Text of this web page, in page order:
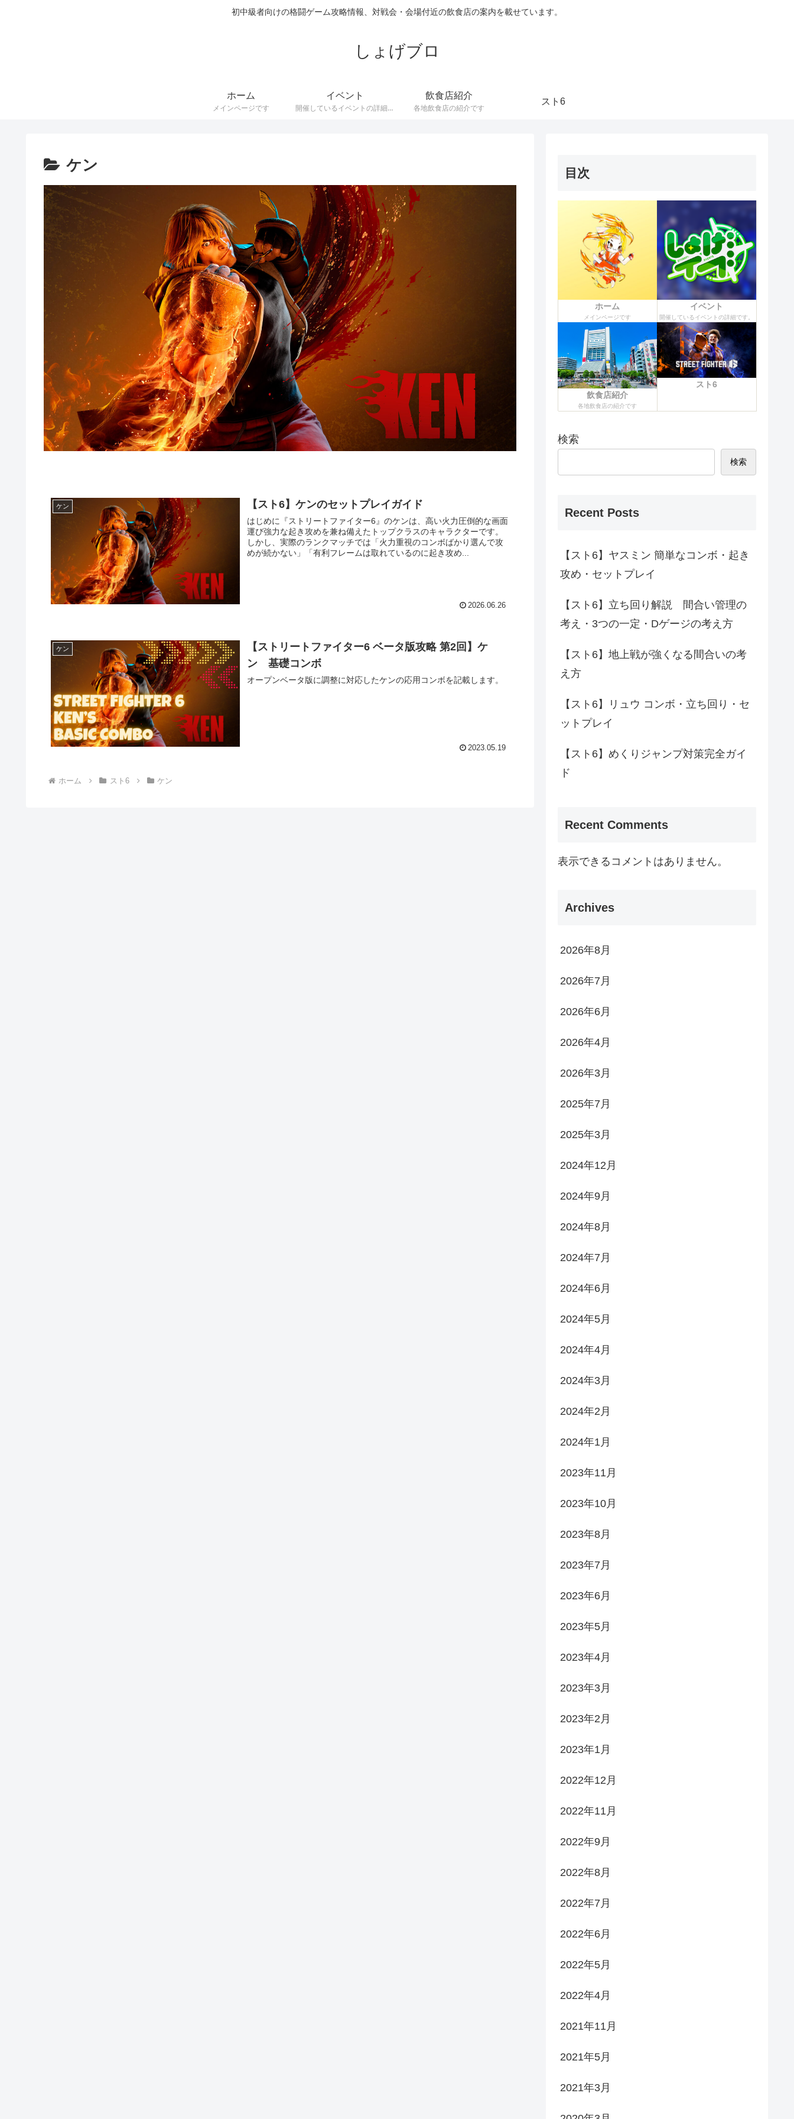
初中級者向けの格闘ゲーム攻略情報、対戦会・会場付近の飲食店の案内を載せています。
しょげブロ
ホーム
メインページです
イベント
開催しているイベントの詳細で
飲食店紹介
各地飲食店の紹介です
スト6
ケン
ケン 【スト6】ケンのセットプレイガイド
はじめに『ストリートファイター6』のケンは、高い火力圧倒的な画面
運び強力な起き攻めを兼ね備えたトップクラスのキャラクターです。
しかし、実際のランクマッチでは「火力重視のコンボばかり選んで攻
めが続かない」「有利フレームは取れているのに起き攻め...
2026.06.26
ケン
【ストリートファイター6 ベータ版攻略 第2回】ケ
ン 基礎コンボ
オープンベータ版に調整に対応したケンの応用コンボを記載します。
2023.05.19
ホーム スト6 ケン
目次
ホーム
メインページです
イベント
開催しているイベントの詳細です。
飲食店紹介
各地飲食店の紹介です
スト6
検索
検索
Recent Posts
【スト6】ヤスミン 簡単なコンボ・起き
攻め・セットプレイ
【スト6】立ち回り解説 間合い管理の
考え・3つの一定・Dゲージの考え方
【スト6】地上戦が強くなる間合いの考
え方
【スト6】リュウ コンボ・立ち回り・セ
ットプレイ
【スト6】めくりジャンプ対策完全ガイ
ド
Recent Comments
表示できるコメントはありません。
Archives
2026年8月
2026年7月
2026年6月
2026年4月
2026年3月
2025年7月
2025年3月
2024年12月
2024年9月
2024年8月
2024年7月
2024年6月
2024年5月
2024年4月
2024年3月
2024年2月
2024年1月
2023年11月
2023年10月
2023年8月
2023年7月
2023年6月
2023年5月
2023年4月
2023年3月
2023年2月
2023年1月
2022年12月
2022年11月
2022年9月
2022年8月
2022年7月
2022年6月
2022年5月
2022年4月
2021年11月
2021年5月
2021年3月